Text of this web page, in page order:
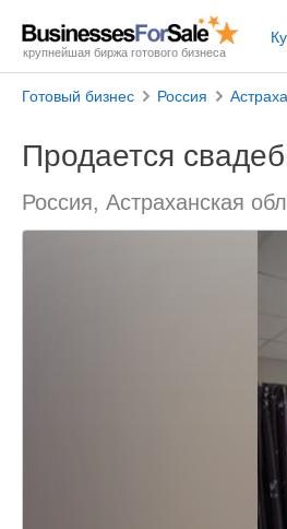
крупнейшая биржа готового бизнеса
Готовый бизнес Россия
Продается
Россия, Астраханская